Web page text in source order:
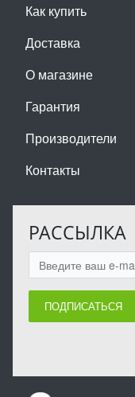
Как купить
Доставка
О магазине
Гарантия
Производители
Контакты
РАССЫЛКА
ПОДПИСАТЬСЯ